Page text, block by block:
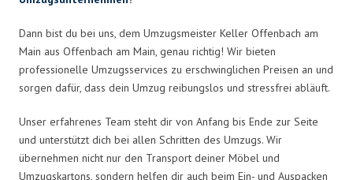
Dann bist du bei uns, dem Umzugsmeister Keller Offenbach am
Main aus Offenbach am Main, genau richtig! Wir bieten
professionelle Umzugsservices zu erschwinglichen Preisen an und
sorgen dafür, dass dein Umzug reibungslos und stressfrei abläuft.
Unser erfahrenes Team steht dir von Anfang bis Ende zur Seite
und unterstützt dich bei allen Schritten des Umzugs. Wir
übernehmen nicht nur den Transport deiner Möbel und
Umzugskartons, sondern helfen dir auch beim Ein- und Auspacken